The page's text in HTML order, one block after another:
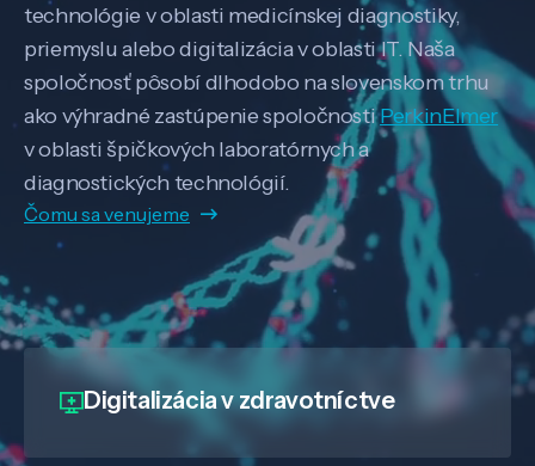
technológie v oblasti medicínskej diagnostiky,
priemyslu alebo digitalizácia v oblasti IT. Naša
spoločnosť pôsobí dlhodobo na slovenskom trhu
ako výhradné zastúpenie spoločnostiPerkinElmer
v oblasti špičkových laboratórnych a
diagnostických technológií.
Čomu sa venujeme
Digitalizáciav zdravotníctve